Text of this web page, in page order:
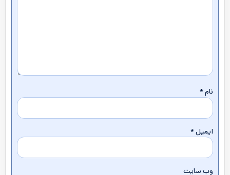
نام*
ایمیل*
وب‌ سایت